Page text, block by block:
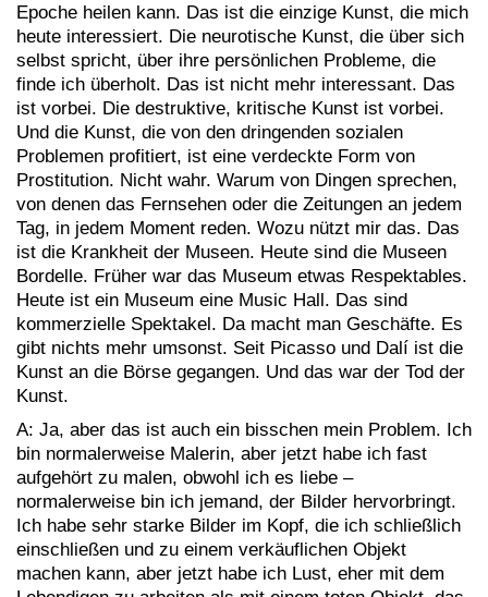
Epoche heilen kann. Das ist die einzige Kunst, die mich
heute interessiert. Die neurotische Kunst, die über sich
selbst spricht, über ihre persönlichen Probleme, die
finde ich überholt. Das ist nicht mehr interessant. Das
ist vorbei. Die destruktive, kritische Kunst ist vorbei.
Und die Kunst, die von den dringenden sozialen
Problemen profitiert, ist eine verdeckte Form von
Prostitution. Nicht wahr. Warum von Dingen sprechen,
von denen das Fernsehen oder die Zeitungen an jedem
Tag, in jedem Moment reden. Wozu nützt mir das. Das
ist die Krankheit der Museen. Heute sind die Museen
Bordelle. Früher war das Museum etwas Respektables.
Heute ist ein Museum eine Music Hall. Das sind
kommerzielle Spektakel. Da macht man Geschäfte. Es
gibt nichts mehr umsonst. Seit Picasso und Dalí ist die
Kunst an die Börse gegangen. Und das war der Tod der
Kunst.
A: Ja, aber das ist auch ein bisschen mein Problem. Ich
bin normalerweise Malerin, aber jetzt habe ich fast
aufgehört zu malen, obwohl ich es liebe –
normalerweise bin ich jemand, der Bilder hervorbringt.
Ich habe sehr starke Bilder im Kopf, die ich schließlich
einschließen und zu einem verkäuflichen Objekt
machen kann, aber jetzt habe ich Lust, eher mit dem